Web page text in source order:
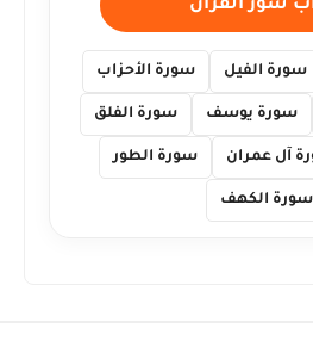
سور القرآن
سورة الفيل سورة الأحزاب
سورة يوسف سورة الفلق
آل عمران سورة الطور
سورة الكهف